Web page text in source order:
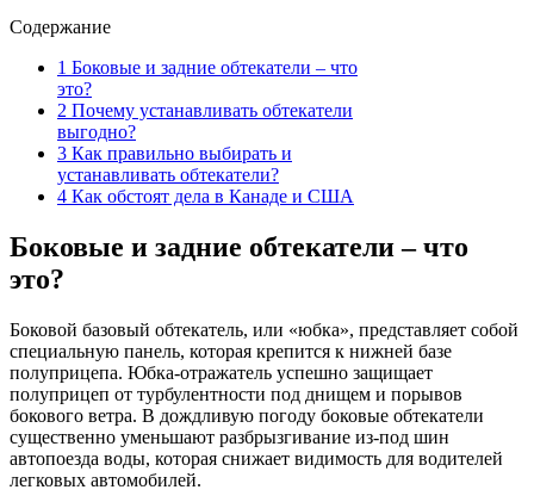
Содержание
1 Боковые и задние обтекатели – что
это?
2 Почему устанавливать обтекатели
выгодно?
3 Как правильно выбирать и
устанавливать обтекатели?
4 Как обстоят дела в Канаде и США
Боковые и задние обтекатели – что
это?
Боковой базовый обтекатель, или «юбка», представляет собой
специальную панель, которая крепится к нижней базе
полуприцепа. Юбка-отражатель успешно защищает
полуприцеп от турбулентности под днищем и порывов
бокового ветра. В дождливую погоду боковые обтекатели
существенно уменьшают разбрызгивание из-под шин
автопоезда воды, которая снижает видимость для водителей
легковых автомобилей.